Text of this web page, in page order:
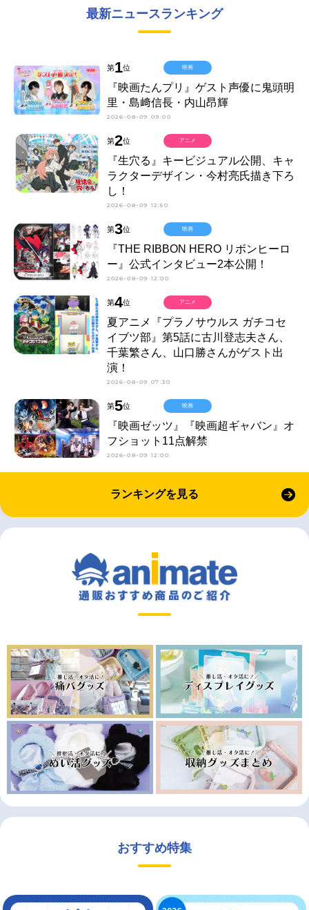
最新ニュースランキング
第1位
『映画たんプリ』ゲスト声優に鬼頭明
里・島﨑信長・内山昂輝
2026-08-09 09:00
映画
第2位
『生穴る』キービジュアル公開、キャ
ラクターデザイン・今村亮氏描き下ろ
し！
2026-08-09 12:50
アニメ
第3位
『THE RIBBON HERO リボンヒーロ
ー』公式インタビュー2本公開！
2026-08-09 12:00
映画
第4位
夏アニメ『プラノサウルス ガチコセ
イブツ部』第5話に古川登志夫さん、
千葉繁さん、山口勝さんがゲスト出
演！
2026-08-09 07:30
アニメ
第5位
『映画ゼッツ』『映画超ギャバン』オ
フショット11点解禁
2026-08-09 12:00
映画
ランキングを見る
おすすめ特集